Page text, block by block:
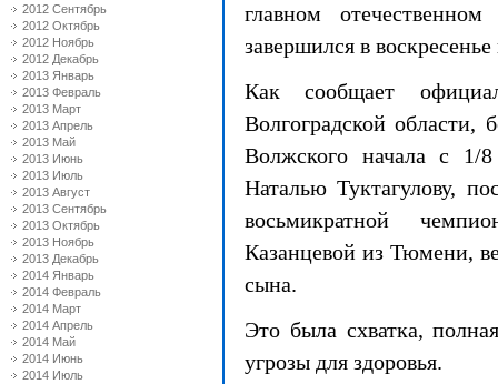
2012 Сентябрь
2012 Октябрь
2012 Ноябрь
2012 Декабрь
2013 Январь
2013 Февраль
2013 Март
2013 Апрель
2013 Май
2013 Июнь
2013 Июль
2013 Август
2013 Сентябрь
2013 Октябрь
2013 Ноябрь
2013 Декабрь
2014 Январь
2014 Февраль
2014 Март
2014 Апрель
2014 Май
2014 Июнь
2014 Июль
главном
завершился в
Как сообщает
Волгоградской области,
Волжского начала с 1/
Наталью Туктагулову,
восьмикратной
Казанцевой из Тюмени,
сына.
Это была схватка,
угрозы для здоровья.